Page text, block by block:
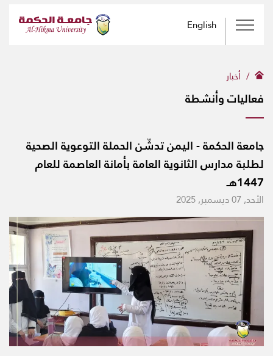
English
أخبار
فعاليات وأنشطة
جامعة الحكمة - اليمن تدشّن الحملة التوعوية الصحية
لطلبة مدارس الثانوية العامة بأمانة العاصمة للعام
1447هـ
الأحد, 07 ديسمبر, 2025